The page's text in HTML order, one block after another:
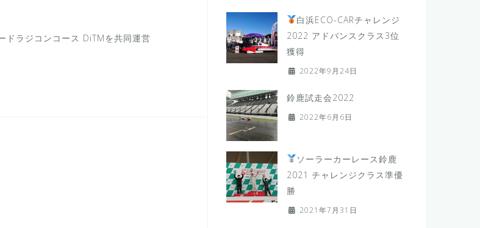
ドラジコンコース DiTMを共同運営
白浜ECO-CARチャレンジ
2022 アドバンスクラス3位
獲得
2022年9月24日
鈴鹿試走会2022
2022年6月6日
ソーラーカーレース鈴鹿
2021 チャレンジクラス準優
勝
2021年7月31日